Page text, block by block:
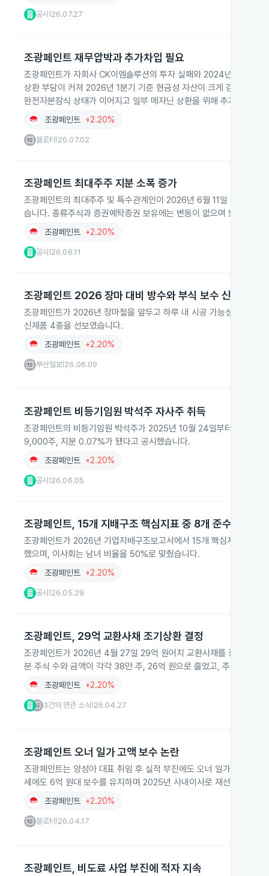
공시 26.07.27
조광페인트 재무압박과 추가차입 필요
조광페인트가 자회사 CK이엠솔루션의 투자 실패와 2024년 1월 발
상환 부담이 커져 2026년 1분기 기준 현금성 자산이 크게 감소했습
완전자본잠식 상태가 이어지고 일부 메자닌 상환을 위해 추가 차입이
조광페인트 +2.20%
블로터 26.07.02
조광페인트 최대주주 지분 소폭 증가
조광페인트의 최대주주 및 특수관계인이 2026년 6월 11일 장내매
습니다. 종류주식과 증권예탁증권 보유에는 변동이 없으며 보고서는
조광페인트 +2.20%
공시 26.06.11
조광페인트 2026 장마 대비 방수와 부식 보수 신제품
조광페인트가 2026년 장마철을 앞두고 하루 내 시공 가능성과 고밀
신제품 4종을 선보였습니다.
조광페인트 +2.20%
부산일보 26.06.09
조광페인트 비등기임원 박석주 자사주 취득
조광페인트의 비등기임원 박석주가 2025년 10월 24일부터 2026
9,000주, 지분 0.07%가 됐다고 공시했습니다.
조광페인트 +2.20%
공시 26.06.05
조광페인트, 15개 지배구조 핵심지표 중 8개 준수
조광페인트가 2026년 기업지배구조보고서에서 15개 핵심지표 중 8
했으며, 이사회는 남녀 비율을 50%로 맞췄습니다.
조광페인트 +2.20%
공시 26.05.29
조광페인트, 29억 교환사채 조기상환 결정
조광페인트가 2026년 4월 27일 29억 원어치 교환사채를 장외매수
분 주식 수와 금액이 각각 38만 주, 26억 원으로 줄었고, 주식 매물 부
조광페인트 +2.20%
3건의 연관 소식 26.04.27
조광페인트 오너 일가 고액 보수 논란
조광페인트는 양성아 대표 취임 후 실적 부진에도 오너 일가가 고액
세에도 6억 원대 보수를 유지하며 2025년 사내이사로 재선임됐습니
조광페인트 +2.20%
블로터 26.04.17
조광페인트, 비도료 사업 부진에 적자 지속